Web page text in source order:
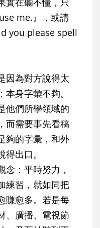
me.』，或請
you please spell
因為對方說得太
身字彙不夠。
他們所學領域的
而需要事先看稿
夠的字彙，和外
出口。
念 ：平時努力，
練習，就如同把
賺愈多。若是每
、廣播、電視節